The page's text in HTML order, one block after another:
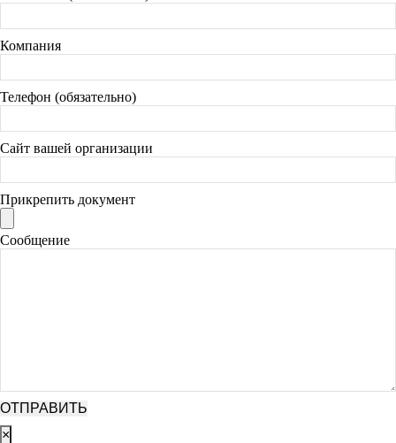
Компания
Телефон (обязательно)
Сайт вашей организации
Прикрепить документ
Сообщение
×